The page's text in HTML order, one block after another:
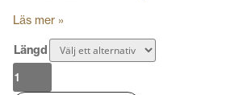
Läs mer »
Längd
Tellurium
Q